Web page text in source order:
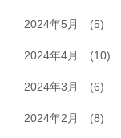
2024年5月 (5)
2024年4月 (10)
2024年3月 (6)
2024年2月 (8)